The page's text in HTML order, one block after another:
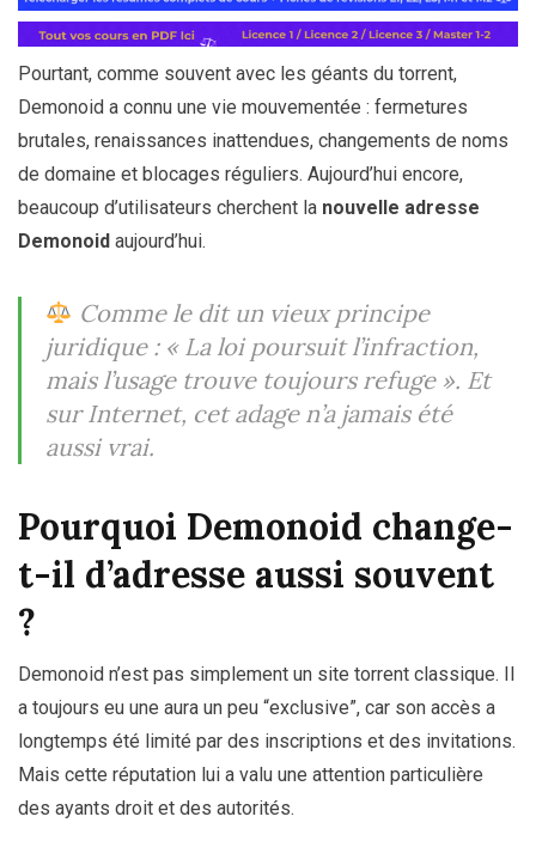
Pourtant, comme souvent avec les géants du torrent,
Demonoid a connu une vie mouvementée : fermetures
brutales, renaissances inattendues, changements de noms
de domaine et blocages réguliers. Aujourd’hui encore,
beaucoup d’utilisateurs cherchent la nouvelle adresse
Demonoid aujourd’hui.
Comme le dit un vieux principe
juridique : « La loi poursuit l’infraction,
mais l’usage trouve toujours refuge ». Et
sur Internet, cet adage n’a jamais été
aussi vrai.
Pourquoi Demonoid change-
t-il d’adresse aussi souvent
?
Demonoid n’est pas simplement un site torrent classique. Il
a toujours eu une aura un peu “exclusive”, car son accès a
longtemps été limité par des inscriptions et des invitations.
Mais cette réputation lui a valu une attention particulière
des ayants droit et des autorités.